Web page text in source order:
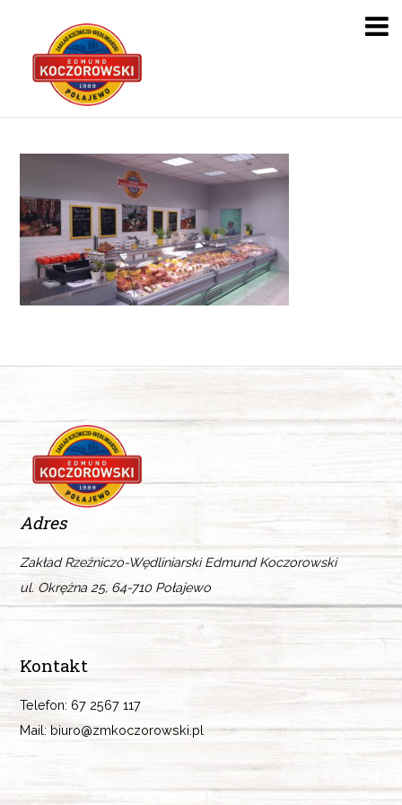
Adres
Zakład Rzeźniczo-Wędliniarski Edmund Koczorowski
ul. Okrężna 25, 64-710 Połajewo
Kontakt
Telefon: 67 2567 117
Mail: biuro@zmkoczorowski.pl